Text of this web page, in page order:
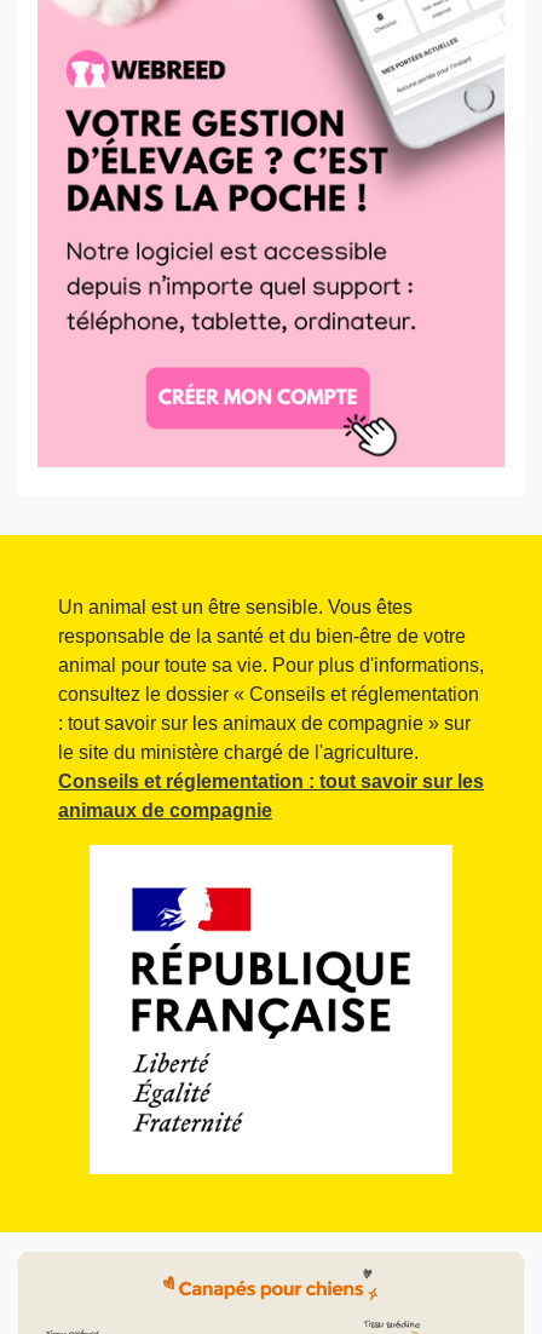
Un animal est un être sensible. Vous êtes
responsable de la santé et du bien-être de votre
animal pour toute sa vie. Pour plus d'informations,
consultez le dossier « Conseils et réglementation
: tout savoir sur les animaux de compagnie » sur
le site du ministère chargé de l'agriculture.
Conseils et réglementation : tout savoir sur les
animaux de compagnie